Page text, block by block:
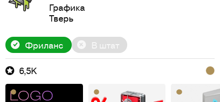
Графика
Тверь
Фриланс В штат
6,5K